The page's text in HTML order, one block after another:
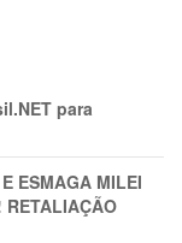
para
ESMAGA MILEI
RETALIAÇÃO